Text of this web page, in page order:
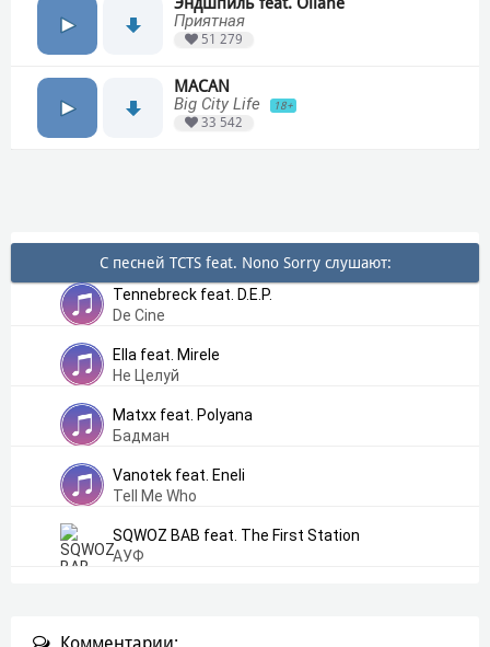
Приятная
51 279
MACAN
Big City Life
18+
33 542
С песней TCTS feat. Nono Sorry слушают:
Tennebreck feat. D.E.P.
De Cine
Ella feat. Mirele
Не Целуй
Matxx feat. Polyana
Бадман
Vanotek feat. Eneli
Tell Me Who
SQWOZ BAB feat. The First Station
АУФ